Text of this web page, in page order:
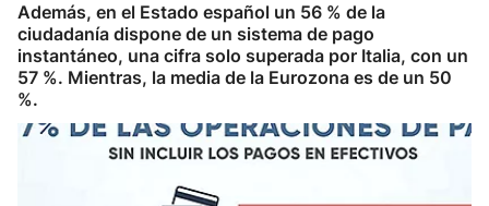
Además, en el Estado español un 56 % de la
ciudadanía dispone de un sistema de pago
instantáneo, una cifra solo superada por Italia, con un
57 %. Mientras, la media de la Eurozona es de un 50
%.